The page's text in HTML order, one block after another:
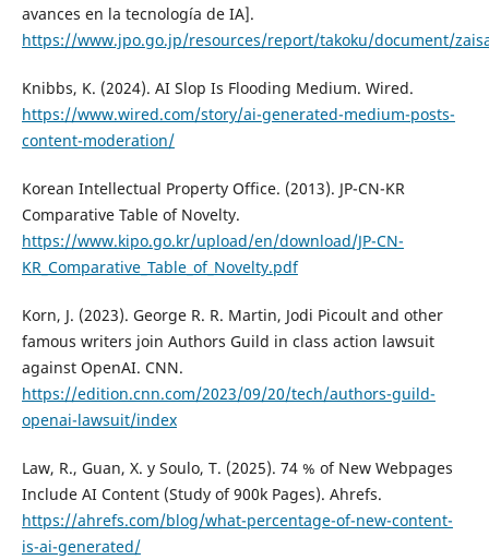
avances en la tecnología de IA].
https://www.jpo.go.jp/resources/report/takoku/document/
Knibbs, K. (2024). AI Slop Is Flooding Medium. Wired.
https://www.wired.com/story/ai-generated-medium-posts-
content-moderation/
Korean Intellectual Property Office. (2013). JP-CN-KR
Comparative Table of Novelty.
https://www.kipo.go.kr/upload/en/download/JP-CN-
KR_Comparative_Table_of_Novelty.pdf
Korn, J. (2023). George R. R. Martin, Jodi Picoult and other
famous writers join Authors Guild in class action lawsuit
against OpenAI. CNN.
https://edition.cnn.com/2023/09/20/tech/authors-guild-
openai-lawsuit/index
Law, R., Guan, X. y Soulo, T. (2025). 74 % of New Webpages
Include AI Content (Study of 900k Pages). Ahrefs.
https://ahrefs.com/blog/what-percentage-of-new-content-
is-ai-generated/